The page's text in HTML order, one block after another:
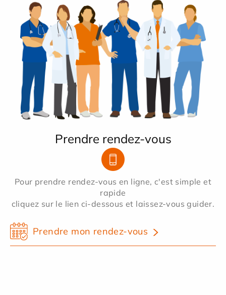
Prendre rendez-vous
Pour prendre rendez-vous en ligne, c'est simple et
rapide
cliquez sur le lien ci-dessous et laissez-vous guider.
Prendre mon rendez-vous